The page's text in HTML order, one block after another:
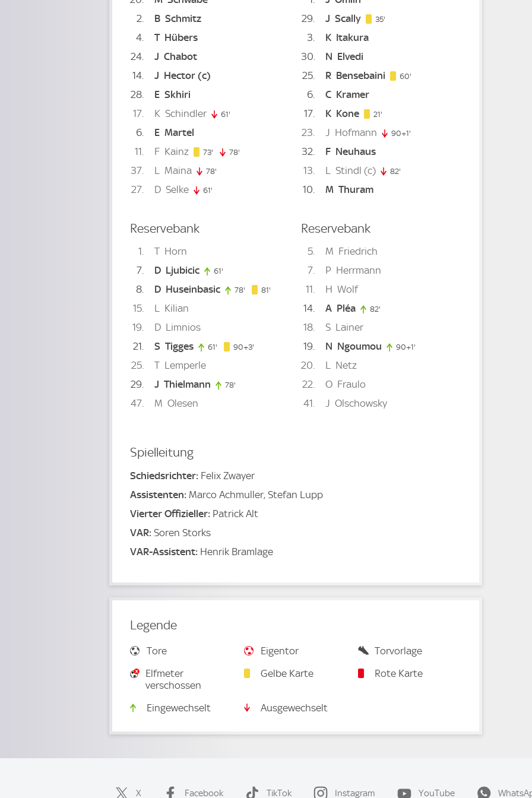
2
B Schmitz
4
T Hübers
24
J Chabot
14
J Hector(c)
28
E Skhiri
17
K Schindler 61'
6 E Martel
11
F Kainz 73' 73. minute
78'
37 L Maina 78'
27 D Selke 61'
Reservebank
1 T Horn
7
D Ljubicic 61'
8 D Huseinbasic 78' 78. minute
81' 81. minute
15 L Kilian
19
D Limnios
21
S Tigges 61' 61. minute
90+3'
25 T Lemperle
29
J Thielmann 78'
47 M Olesen
29
J Scally 35'
3 K Itakura
30
N Elvedi
25
R Bensebaini 60'
6 C Kramer
17
K Kone 21'
23 J Hofmann 90+1'
32 F Neuhaus
13
L Stindl (c) 82'
10 M Thuram
Reservebank
5 M Friedrich
7
P Herrmann
11
H Wolf
14
A Pléa 82'
18 S Lainer
19
N Ngoumou 90+1'
20 L Netz
22
O Fraulo
41
J Olschowsky
Spielleitung
Schiedsrichter: Felix Zwayer
Assistenten: Marco Achmuller, Stefan Lupp
Vierter Offizieller: Patrick Alt
VAR: Soren Storks
VAR-Assistent: Henrik Bramlage
Legende
Tore Eigentor
Torvorlage
Elfmeter
verschossen
Gelbe Karte Rote Karte
Eingewechselt Ausgewechselt
X Facebook TikTok Instagram YouTube